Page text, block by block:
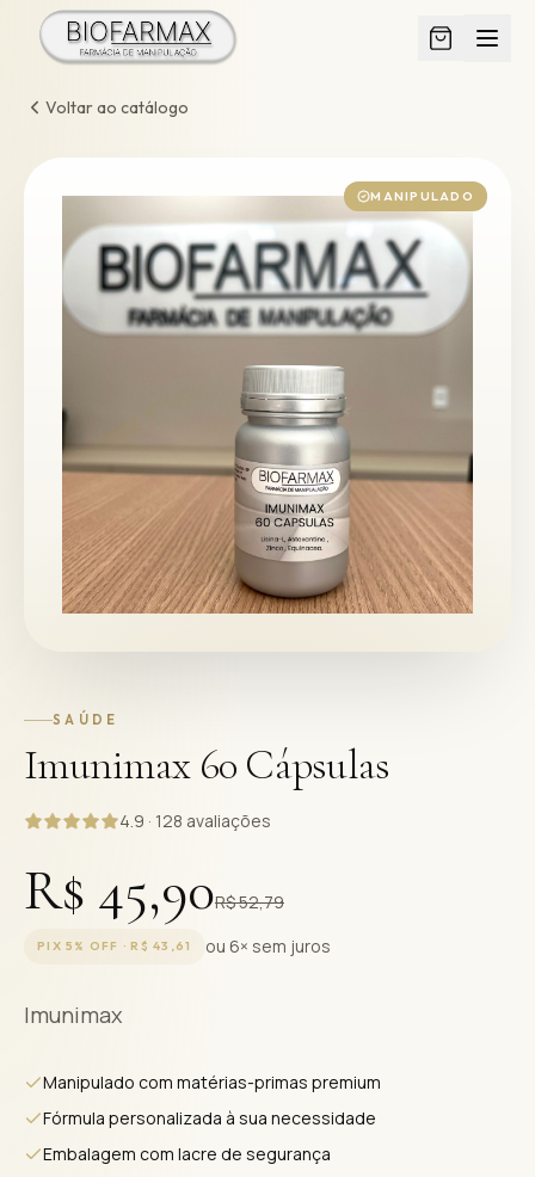
Voltar ao catálogo
MANIPULADO
SAÚDE
Imunimax 60 Cápsulas
4.9 · 128 avaliações
R$ 45,90R$ 52,79
PIX 5% OFF ·R$ 43,61 ou 6× sem juros
Imunimax
Manipulado com matérias-primas premium
Fórmula personalizada à sua necessidade
Embalagem com lacre de segurança